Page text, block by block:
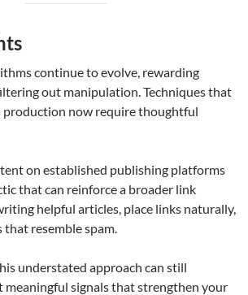
continue to evolve, rewarding
out manipulation. Techniques that
production now require thoughtful
on established publishing platforms
that can reinforce a broader link
helpful articles, place links naturally,
resemble spam.
understated approach can still
meaningful signals that strengthen your